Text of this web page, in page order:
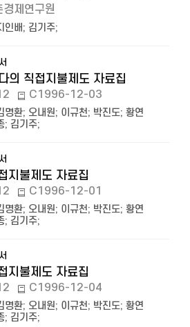
경제연구원
인배; 김기주;
의 직접지불제도 자료집
C1996-12-03
명환; 오내원; 이규천; 박진도; 황연
; 김기주;
지불제도 자료집
C1996-12-01
명환; 오내원; 이규천; 박진도; 황연
; 김기주;
지불제도 자료집
C1996-12-04
명환; 오내원; 이규천; 박진도; 황연
; 김기주;